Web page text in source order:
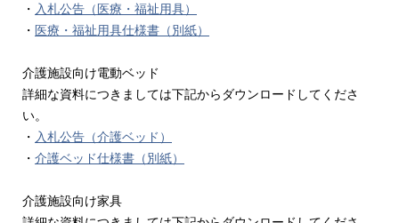
・ 入札公告（医療・福祉用具）
・ 医療・福祉用具仕様書（別紙）
介護施設向け電動ベッド
詳細な資料につきましては下記からダウンロードしてくださ
い。
・ 入札公告（介護ベッド）
・ 介護ベッド仕様書（別紙）
介護施設向け家具